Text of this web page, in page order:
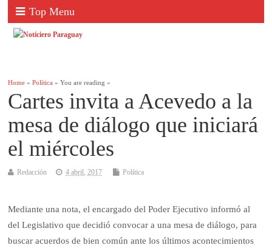
Top Menu
Home »Política » You are reading »
Cartes invita a Acevedo a la
mesa de diálogo que iniciará
el miércoles
Redacción 4 abril, 2017 Política
Mediante una nota, el encargado del Poder Ejecutivo informó al
del Legislativo que decidió convocar a una mesa de diálogo, para
buscar acuerdos de bien común ante los últimos acontecimientos